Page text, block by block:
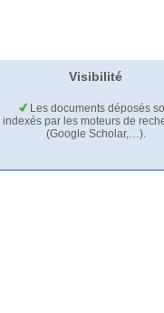
Visibilité
Les documents déposés
indexés par les moteurs de
(Google Scholar,…).